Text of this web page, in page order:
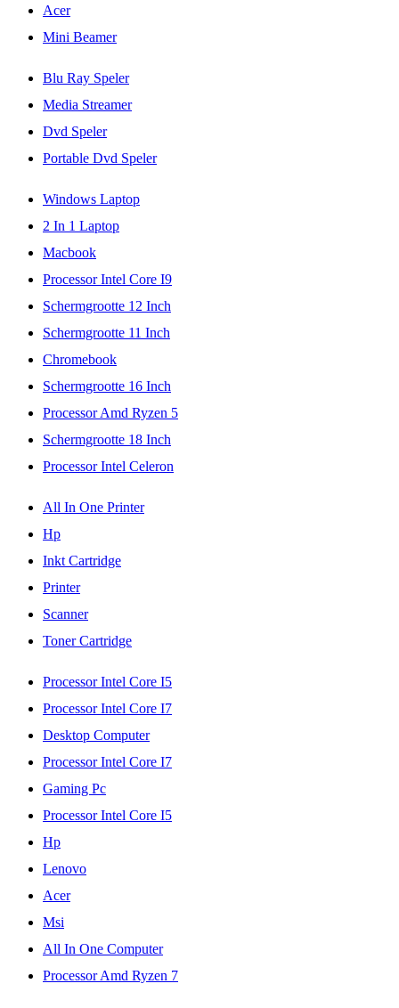
Acer
Mini Beamer
Blu Ray Speler
Media Streamer
Dvd Speler
Portable Dvd Speler
Windows Laptop
2 In 1 Laptop
Macbook
Processor Intel Core I9
Schermgrootte 12 Inch
Schermgrootte 11 Inch
Chromebook
Schermgrootte 16 Inch
Processor Amd Ryzen 5
Schermgrootte 18 Inch
Processor Intel Celeron
All In One Printer
Hp
Inkt Cartridge
Printer
Scanner
Toner Cartridge
Processor Intel Core I5
Processor Intel Core I7
Desktop Computer
Processor Intel Core I7
Gaming Pc
Processor Intel Core I5
Hp
Lenovo
Acer
Msi
All In One Computer
Processor Amd Ryzen 7